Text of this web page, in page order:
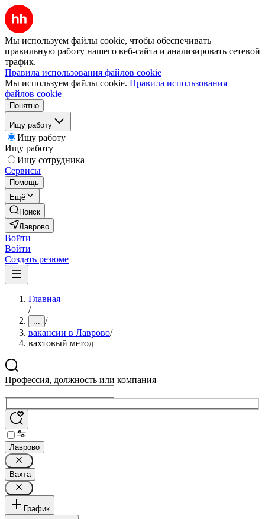
Мы используем файлы cookie, чтобы обеспечивать
правильную работу нашего веб-сайта и анализировать сетевой
трафик.
Правила использования файлов cookie
Мы используем файлы cookie. Правила использования
файлов cookie
Понятно
Ищу работу
Ищу работу
Ищу работу
Ищу сотрудника
Сервисы
Помощь
Ещё
Поиск
Лаврово
Войти
Войти
Создать резюме
Главная
/
... /
вакансии в Лаврово/
вахтовый метод
Профессия, должность или компания
Лаврово
Вахта
График